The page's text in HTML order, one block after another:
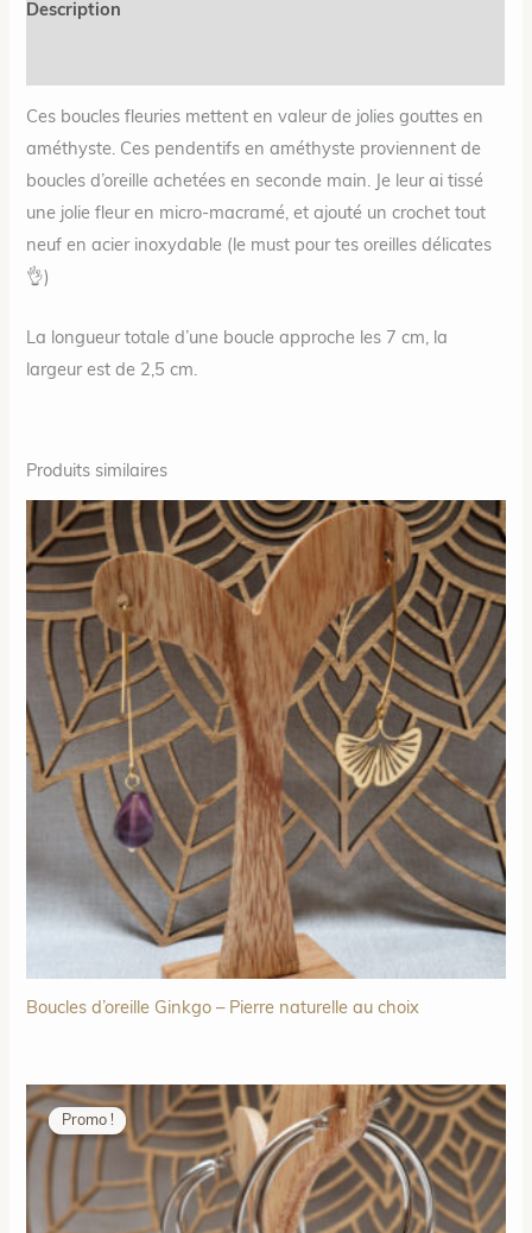
Description
Ces boucles fleuries mettent en valeur de jolies gouttes en
améthyste. Ces pendentifs en améthyste proviennent de
boucles d’oreille achetées en seconde main. Je leur ai tissé
une jolie fleur en micro-macramé, et ajouté un crochet tout
neuf en acier inoxydable (le must pour tes oreilles délicates
👌)
La longueur totale d’une boucle approche les 7 cm, la
largeur est de 2,5 cm.
Produits similaires
Boucles d’oreille Ginkgo – Pierre naturelle au choix
Promo !
Promo !